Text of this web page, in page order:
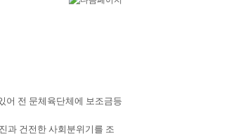
어 전 문체육단체에 보조금등
과 건전한 사회분위기를 조